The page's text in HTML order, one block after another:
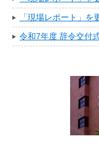
「現場レポート」を
令和7年度 辞令交付